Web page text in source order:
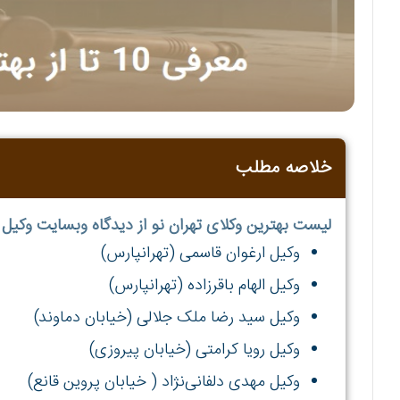
خلاصه مطلب
لیست بهترین وکلای تهران نو از دیدگاه وبسایت
وکیل ارغوان قاسمی (تهرانپارس)
وکیل الهام باقرزاده (تهرانپارس)
وکیل سید رضا ملک جلالی (خیابان دماوند)
وکیل رویا کرامتی (خیابان پیروزی)
وکیل مهدی دلفانی‌نژاد ( خیابان پروین قانع)